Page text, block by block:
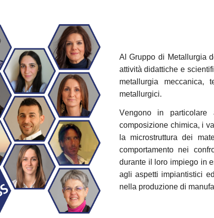
AlGruppo di Metallurgia
attività didattiche e
metallurgia meccanica,
metallurgici.
Vengono in particolare
composizione chimica, i
la microstruttura dei
comportamento nei
durante il loro impiego in
agli aspetti impiantistici
nella produzione di